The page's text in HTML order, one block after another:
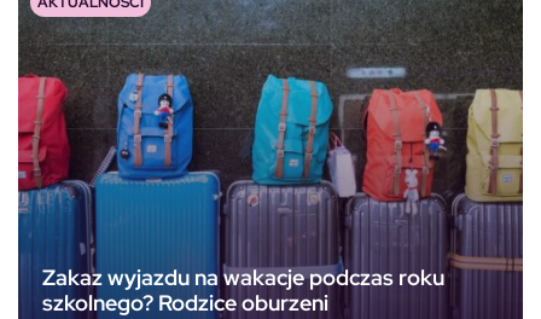
Zakaz wyjazdu na wakacje podczas roku
szkolnego? Rodzice oburzeni